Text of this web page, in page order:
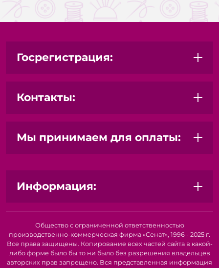
Госрегистрация:
Контакты:
Мы принимаем для оплаты:
Информация:
Общество с ограниченной ответственностью
производственно-коммерческая фирма «Сенат», 1996 - 2025 г.
Все права защищены. Копирование всех частей сайта в какой-
либо форме было бы то ни было без разрешения владельцев
авторских прав запрещено. Вся представленная информация